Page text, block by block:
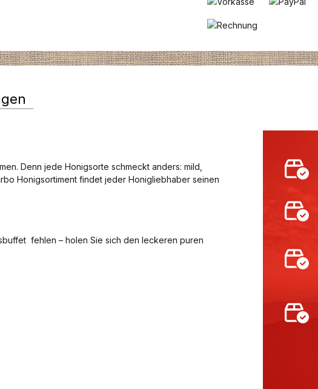
Denn jede Honigsorte schmeckt anders: mild,
Honigsortiment findet jeder Honigliebhaber seinen
fehlen – holen Sie sich den leckeren puren